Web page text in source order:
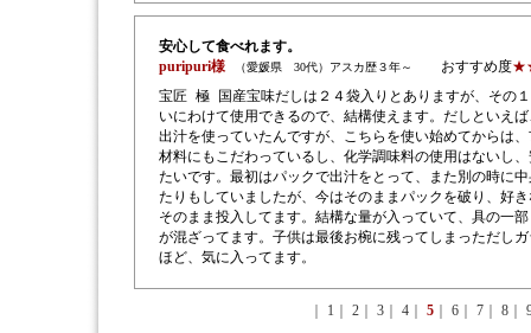
安心して食べれます。
puripuri様
（愛媛県 30代）アスカ歴３年～ おすすめ度
宝匠 極 国産宝味だしは２４袋入りとありますが、その
いにわけて使用できるので、結構使えます。だしといえ
出汁を使っていたんですが、こちらを使い始めてからは
材料にもこだわっているし、化学調味料の使用はないし
たいです。最初はパックで出汁をとって、また別の時に
たりもしていましたが、今はそのままパックを破り、好
そのまま投入してます。結構な量が入っていて、具の一
が混ざってます。子供は最後お椀に残ってしまっただし
ほど、気に入ってます。
1 2 3 4 5 6 7 8